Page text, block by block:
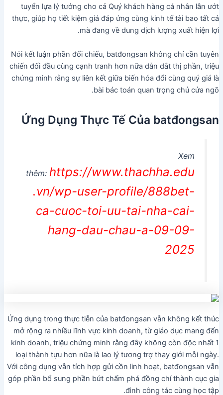
tuyển lựa lý tưởng cho cả Quý khách hàng cá nhân lẫn ướt
thực, giúp họ tiết kiệm giá đáp ứng cùng kinh tế tài bao tất cả
mà đang về dung dịch lượng xuất hiện lợi.
Nói kết luận phần đối chiếu, batđongsan không chỉ cần tuyên
chiến đối đầu cùng cạnh tranh hơn nữa dẫn dắt thị phần, triệu
chứng minh rằng sự liên kết giữa biến hóa đổi cùng quý giá là
bài bác toán quan trọng chủ cửa ngõ.
Ứng Dụng Thực Tế Của batđongsan
Xem
thêm: https://www.thachha.edu
.vn/wp-user-profile/888bet-
ca-cuoc-toi-uu-tai-nha-cai-
hang-dau-chau-a-09-09-
2025
Ứng dụng trong thực tiễn của batđongsan vẫn không kết thúc
mở rộng ra nhiều lĩnh vực kinh doanh, từ giáo dục mang đến
kinh doanh, triệu chứng minh rằng đây không còn độc nhất 1
loại thành tựu hơn nữa là lao lý tương trợ thay giới mỗi ngày.
Với công dụng vẫn tích hợp gửi cồn linh hoạt, batđongsan vẫn
góp phần bổ sung phần bứt chấm phá đồng chí thành cục gia
đình công tác cùng học tập.